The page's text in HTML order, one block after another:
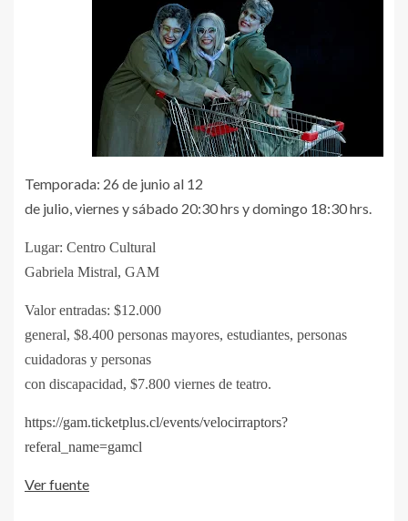
Temporada: 26 de junio al 12
de julio, viernes y sábado 20:30 hrs y domingo 18:30 hrs.
Lugar: Centro Cultural
Gabriela Mistral, GAM
Valor entradas: $12.000
general, $8.400 personas mayores, estudiantes, personas
cuidadoras y personas
con discapacidad, $7.800 viernes de teatro.
https://gam.ticketplus.cl/events/velocirraptors?
referal_name=gamcl
Ver fuente